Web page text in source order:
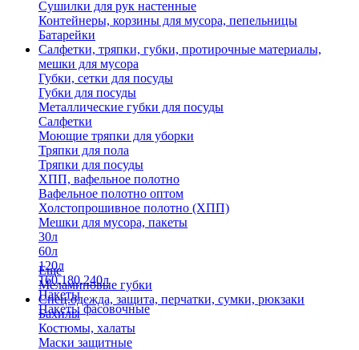
Сушилки для рук настенные
Контейнеры, корзины для мусора, пепельницы
Батарейки
Салфетки, тряпки, губки, протирочные материалы,
мешки для мусора
Губки, сетки для посуды
Губки для посуды
Металлические губки для посуды
Салфетки
Моющие тряпки для уборки
Тряпки для пола
Тряпки для посуды
ХПП, вафельное полотно
Вафельное полотно оптом
Холстопрошивное полотно (ХПП)
Мешки для мусора, пакеты
30л
60л
120л
160,180,240л
Пакеты
Пакеты фасовочные
Еще
Меламиновые губки
Спец.одежда, защита, перчатки, сумки, рюкзаки
Бахилы
Костюмы, халаты
Маски защитные